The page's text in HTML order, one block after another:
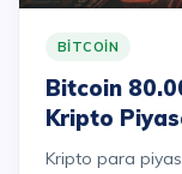
BITCOIN
Bitcoin
Kripto
Kripto para